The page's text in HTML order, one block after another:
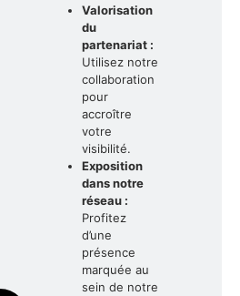
Valorisation
du
partenariat :
Utilisez notre
collaboration
pour
accroître
votre
visibilité.
Exposition
dans notre
réseau :
Profitez
d’une
présence
marquée au
sein de notre